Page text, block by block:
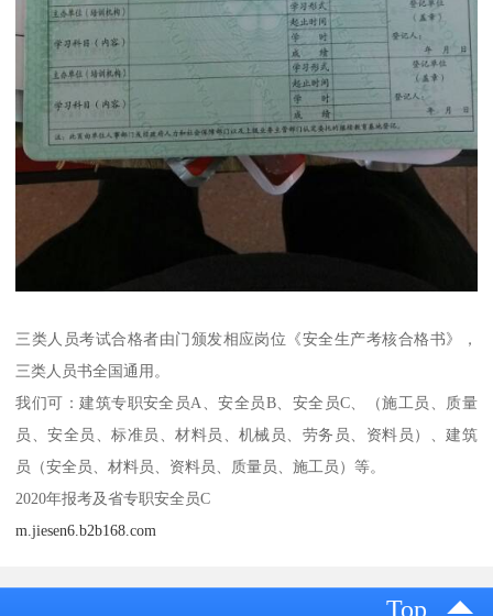
三类人员考试合格者由门颁发相应岗位《安全生产考核合格书》，
三类人员书全国通用。
我们可：建筑专职安全员A、安全员B、安全员C、（施工员、质量
员、安全员、标准员、材料员、机械员、劳务员、资料员）、建筑
员（安全员、材料员、资料员、质量员、施工员）等。
2020年报考及省专职安全员C
m.jiesen6.b2b168.com
Top